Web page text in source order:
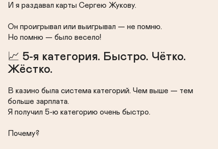
И я раздавал карты Сергею Жукову.
Он проигрывал или выигрывал — не помню.
Но помню — было весело!
📈 5-я категория. Быстро. Чётко.
Жёстко.
В казино была система категорий. Чем выше — тем
больше зарплата.
Я получил 5-ю категорию очень быстро.
Почему?